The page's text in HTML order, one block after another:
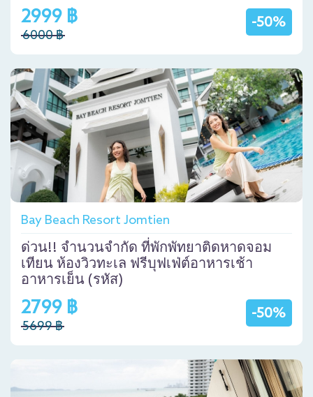
-50%
2999 ฿
6000 ฿
Bay Beach Resort Jomtien
ด่วน!! จำนวนจำกัด ที่พักพัทยาติดหาดจอม
เทียน ห้องวิวทะเล ฟรีบุฟเฟ่ต์อาหารเช้า
อาหารเย็น (รหัส)
-50%
2799 ฿
5699 ฿